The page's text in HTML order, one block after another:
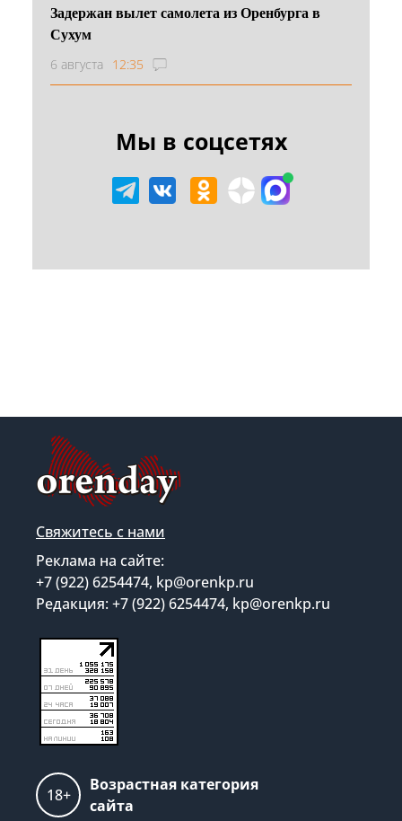
Задержан вылет самолета из Оренбурга в
Сухум
6 августа 12:35
Мы в соцсетях
Свяжитесь с нами
Реклама на сайте:
+7 (922) 6254474, kp@orenkp.ru
Редакция: +7 (922) 6254474, kp@orenkp.ru
18+
Возрастная категория
сайта